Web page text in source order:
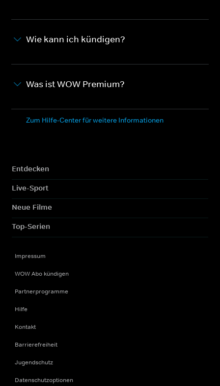
Wie kann ich kündigen?
Was ist WOW Premium?
Zum Hilfe-Center für weitere Informationen
Entdecken
Live-Sport
Neue Filme
Top-Serien
Impressum
WOW Abo kündigen
Partnerprogramme
Hilfe
Kontakt
Barrierefreiheit
Jugendschutz
Datenschutzoptionen